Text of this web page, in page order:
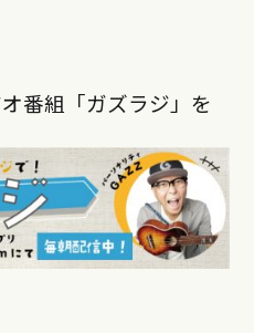
オ番組「ガズラジ」を